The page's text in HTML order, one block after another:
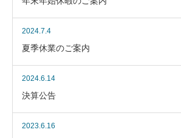
2024.7.4
夏季休業のご案内
2024.6.14
決算公告
2023.6.16